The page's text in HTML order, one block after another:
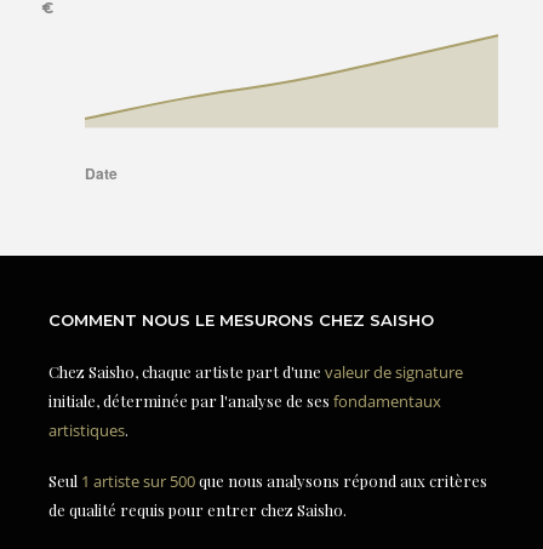
COMMENT NOUS LE MESURONS CHEZ SAISHO
Chez Saisho, chaque artiste part d'une valeur de signature
initiale, déterminée par l'analyse de ses fondamentaux
artistiques.
Seul 1 artiste sur 500que nous analysons répond aux critères
de qualité requis pour entrer chez Saisho.